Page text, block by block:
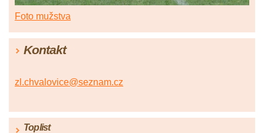
Foto mužstva
Kontakt
zl.chvalovice@seznam.cz
Toplist